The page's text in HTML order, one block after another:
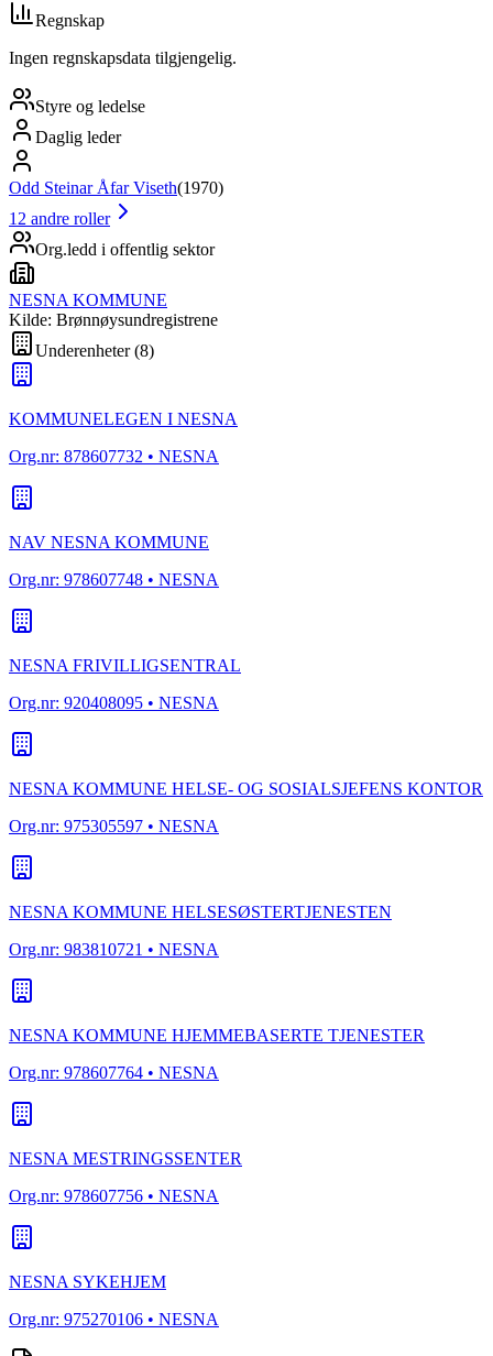
Regnskap
Ingen regnskapsdata tilgjengelig.
Styre og ledelse
Daglig leder
Odd Steinar Åfar Viseth(1970)
12 andre roller
Org.ledd i offentlig sektor
NESNA KOMMUNE
Kilde: Brønnøysundregistrene
Underenheter(8)
KOMMUNELEGEN I NESNA
Org.nr: 878607732 • NESNA
NAV NESNA KOMMUNE
Org.nr: 978607748 • NESNA
NESNA FRIVILLIGSENTRAL
Org.nr: 920408095 • NESNA
NESNA KOMMUNE HELSE- OG SOSIALSJEFENS KONTOR
Org.nr: 975305597 • NESNA
NESNA KOMMUNE HELSESØSTERTJENESTEN
Org.nr: 983810721 • NESNA
NESNA KOMMUNE HJEMMEBASERTE TJENESTER
Org.nr: 978607764 • NESNA
NESNA MESTRINGSSENTER
Org.nr: 978607756 • NESNA
NESNA SYKEHJEM
Org.nr: 975270106 • NESNA